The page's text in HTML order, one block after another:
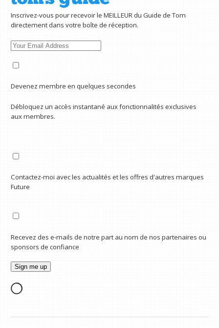
Inscrivez-vous pour recevoir le MEILLEUR du Guide de Tom
directement dans votre boîte de réception.
Devenez membre en quelques secondes
Débloquez un accès instantané aux fonctionnalités exclusives
aux membres.
Contactez-moi avec les actualités et les offres d'autres marques
Future
Recevez des e-mails de notre part au nom de nos partenaires ou
sponsors de confiance